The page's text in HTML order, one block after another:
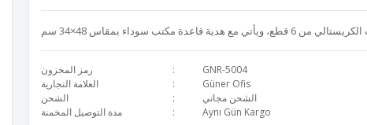
هدية قاعدة مكتب سوداء بمقاس 48×34 سم
رمز المخزون
GNR-5004
العلامة التجارية
Güner Ofis
الشحن
الشحن مجاني
مدة التوصيل المخمنة
Aynı Gün Kargo